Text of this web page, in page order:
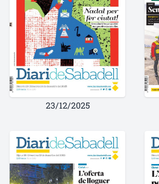
23/12/2025